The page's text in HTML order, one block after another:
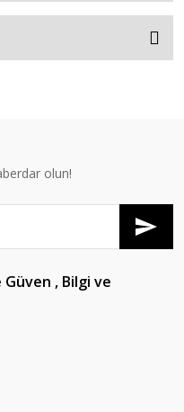
olun!
Güven , Bilgi ve